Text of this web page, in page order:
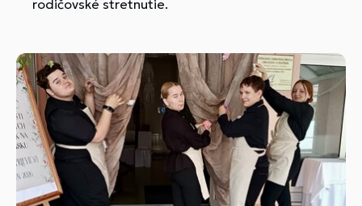
rodičovské stretnutie.